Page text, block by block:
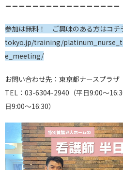
＝＝＝＝＝＝＝＝＝
参加は無料！ ご興味のある方はコ
tokyo.jp/training/
e_meeting/
お問い合わせ先：東京都ナースプラ
TEL：03-6304-2940（平日9:00～
日9:00～16:30）